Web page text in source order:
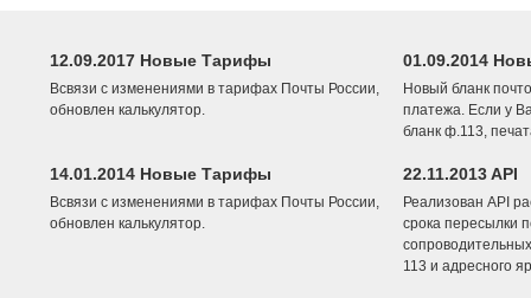
12.09.2017 Новые Тарифы
Всвязи с изменениями в тарифах Почты России,
обновлен калькулятор.
01.09.2014
Новый бланк
платежа. Если у
бланк ф.113,
14.01.2014 Новые Тарифы
Всвязи с изменениями в тарифах Почты России,
обновлен калькулятор.
22.11.2013 API
Реализован API
срока пересылки
113 и адресного